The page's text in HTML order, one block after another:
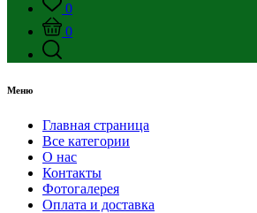
0
0
Меню
Главная страница
Все категории
О нас
Контакты
Фотогалерея
Оплата и доставка